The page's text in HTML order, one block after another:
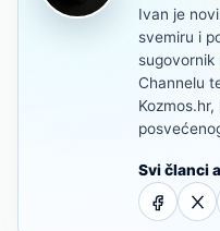
Ivan je
svemiru i
Channelu
Svi članci